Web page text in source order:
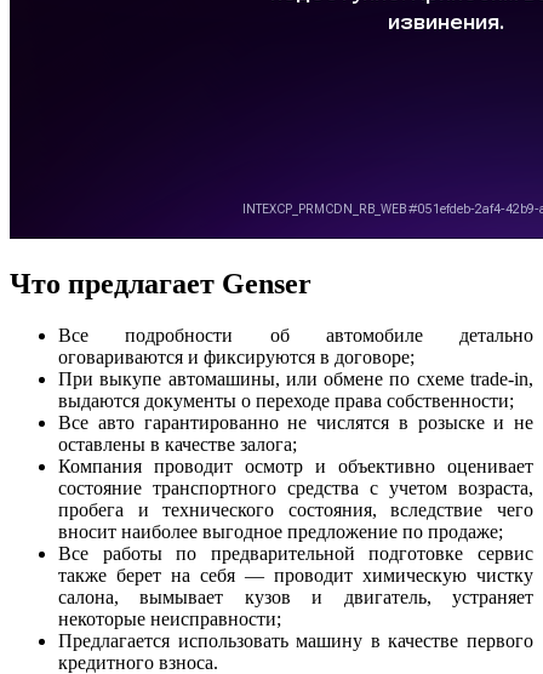
Что предлагает Genser
Все подробности об автомобиле детально
оговариваются и фиксируются в договоре;
При выкупе автомашины, или обмене по схеме trade-in,
выдаются документы о переходе права собственности;
Все авто гарантированно не числятся в розыске и не
оставлены в качестве залога;
Компания проводит осмотр и объективно оценивает
состояние транспортного средства с учетом возраста,
пробега и технического состояния, вследствие чего
вносит наиболее выгодное предложение по продаже;
Все работы по предварительной подготовке сервис
также берет на себя — проводит химическую чистку
салона, вымывает кузов и двигатель, устраняет
некоторые неисправности;
Предлагается использовать машину в качестве первого
кредитного взноса.